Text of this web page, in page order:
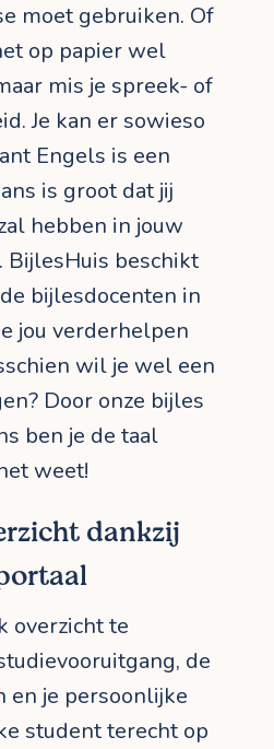
moet gebruiken. Of
op papier wel
mis je spreek- of
Je kan er sowieso
Engels is een
is groot dat jij
hebben in jouw
BijlesHuis beschikt
bijlesdocenten in
jou verderhelpen
wil je wel een
Door onze bijles
ben je de taal
weet!
dankzij
overzicht te
de
en je persoonlijke
student terecht op